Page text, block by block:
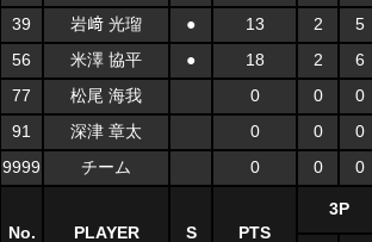
39
岩﨑 光瑠 ● 13 2 5
56
米澤 協平 ● 18 2 6
77
松尾 海我 0 0 0
91
深津 章太 0 0 0
9999
チーム 0 0 0
No. PLAYER S PTS
3P